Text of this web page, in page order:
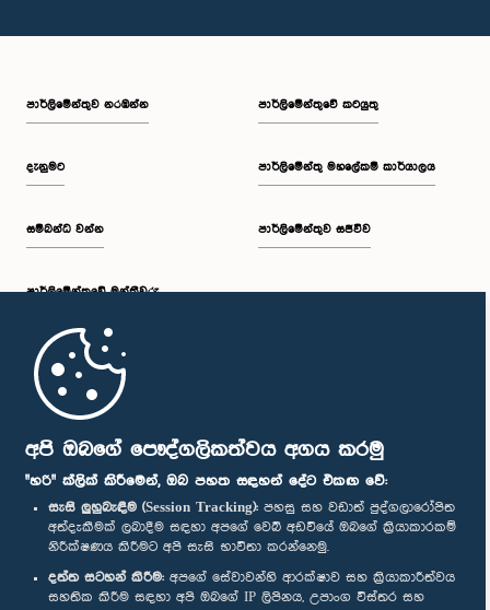
අපි ඔබගේ පෞද්ගලිකත්වය අගය කරමු
"හරි" ක්ලික් කිරීමෙන්, ඔබ පහත සඳහන් දේට එකඟ වේ:
සැසි ලුහුබැඳීම (Session Tracking): පහසු සහ වඩාත් පුද්ගලාරෝපිත
අත්දැකීමක් ලබාදීම සඳහා අපගේ වෙබ් අඩවියේ ඔබගේ ක්‍රියාකාරකම්
නිරීක්ෂණය කිරීමට අපි සැසි භාවිතා කරන්නෙමු.
දත්ත සටහන් කිරීම: අපගේ සේවාවන්හි ආරක්ෂාව සහ ක්‍රියාකාරීත්වය
සහතික කිරීම සඳහා අපි ඔබගේ IP ලිපිනය, උපාංග විස්තර සහ
පාර්ලි‌මේන්තුව නරඹන්න
දැනුමට
සම්බන්ධ වන්න
පාර්ලි‌මේන්තුවේ මන්ත්‍රීවරු
මුල් පිටුව
පාර්ලිමේන්තුවේ කටයුතු
පාර්ලිමේන්තු මහලේකම් කාර්යාලය
පාර්ලිමේන්තුව සජීවීව
පාර්ලිමේන්තු ජංගම යෙදුම
අප හා සම්බන්ධ වී සිටින්න :